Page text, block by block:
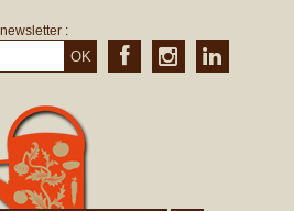
:
OK